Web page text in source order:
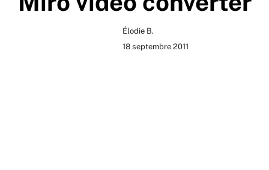
Élodie B.
18 septembre 2011